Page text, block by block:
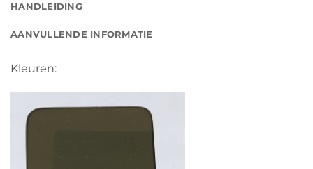
HANDLEIDING
AANVULLENDE INFORMATIE
Kleuren: